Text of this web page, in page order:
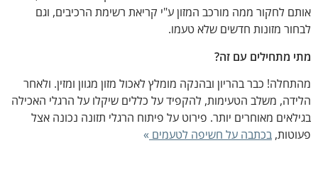
אותם לחקור ממה מורכב המזון ע"י קריאת רשימת הרכיבים, וגם
לבחור מזונות חדשים שלא טעמו.
מתי מתחילים עם זה?
מהתחלה! כבר בהריון ובהנקה מומלץ לאכול מזון מגוון ומזין. ולאחר
הלידה, משלב הטעימות, להקפיד על כללים שיקלו על הרגלי האכילה
בגילאים מאוחרים יותר. פירוט על פיתוח הרגלי תזונה נכונה אצל
פעוטות, בכתבה על חשיפה לטעמים »